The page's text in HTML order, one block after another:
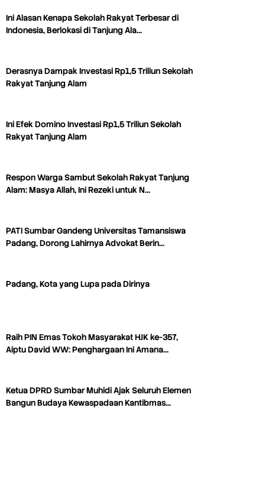
Ini Alasan Kenapa Sekolah Rakyat Terbesar di
Indonesia, Berlokasi di Tanjung Ala…
Derasnya Dampak Investasi Rp1,5 Triliun Sekolah
Rakyat Tanjung Alam
Ini Efek Domino Investasi Rp1,5 Triliun Sekolah
Rakyat Tanjung Alam
Respon Warga Sambut Sekolah Rakyat Tanjung
Alam: Masya Allah, Ini Rezeki untuk N…
PATI Sumbar Gandeng Universitas Tamansiswa
Padang, Dorong Lahirnya Advokat Berin…
Padang, Kota yang Lupa pada Dirinya
Raih PIN Emas Tokoh Masyarakat HJK ke-357,
Aiptu David WW: Penghargaan Ini Amana…
Ketua DPRD Sumbar Muhidi Ajak Seluruh Elemen
Bangun Budaya Kewaspadaan Kantibmas…